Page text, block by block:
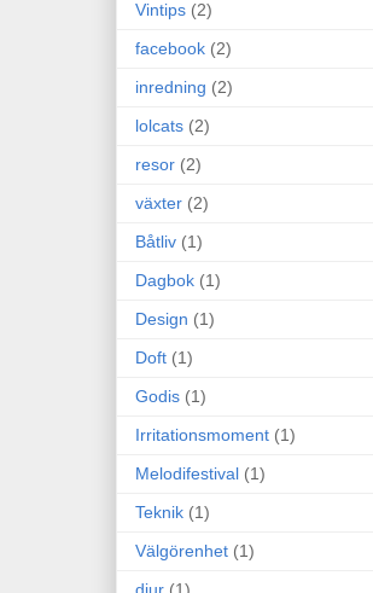
Vintips (2)
facebook (2)
inredning (2)
lolcats (2)
resor (2)
växter (2)
Båtliv (1)
Dagbok (1)
Design (1)
Doft (1)
Godis (1)
Irritationsmoment (1)
Melodifestival (1)
Teknik (1)
Välgörenhet (1)